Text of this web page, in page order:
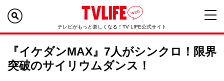
テレビがもっと楽しくなる！TV LIFE公式サイト
『イケダンMAX』7人がシンクロ！限界
突破のサイリウムダンス！